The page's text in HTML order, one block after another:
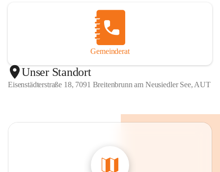
Gemeinderat
Unser Standort
Eisenstädterstraße 18, 7091 Breitenbrunn am Neusiedler See, AUT